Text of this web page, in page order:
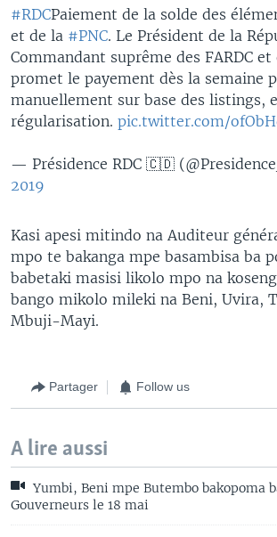
#RDCPaiement de la solde des
et de la #PNC. Le Président de la
Commandant suprême des FARDC et
promet le payement dès la semaine
manuellement sur base des listings,
régularisation. pic.twitter.com/
— Présidence RDC 🇨🇩
2019
Kasi apesi mitindo na Auditeur
mpo te bakanga mpe basambisa ba
babetaki masisi likolo mpo na
bango mikolo mileki na Beni, Uvira,
Mbuji-Mayi.
Partager Follow us
A lire aussi
Yumbi, Beni mpe Butembo bakopoma
Gouverneurs le 18 mai